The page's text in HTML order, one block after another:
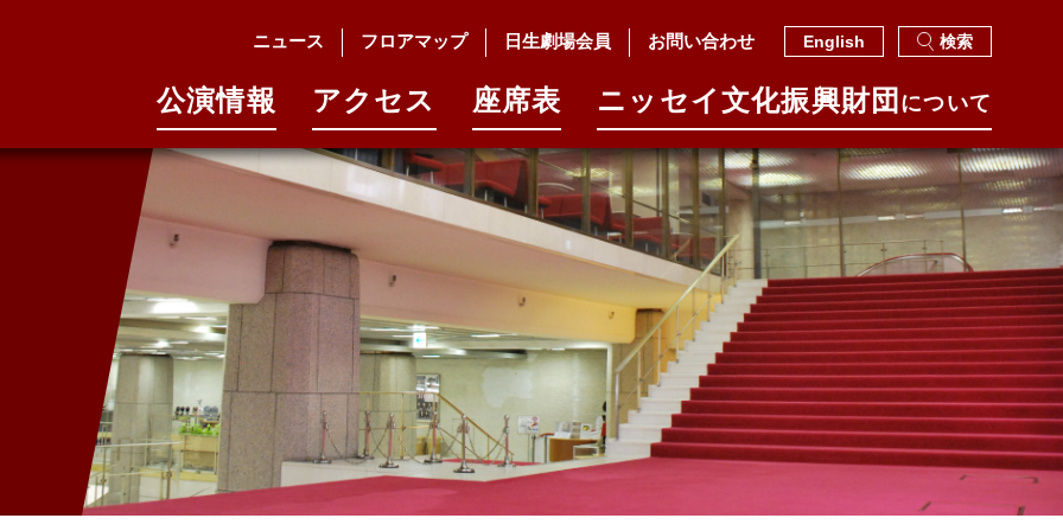
ニュース フロアマップ 日生劇場会員 お問い合わせ English 検索
公演情報 アクセス 座席表 ニッセイ⽂化振興財団 について